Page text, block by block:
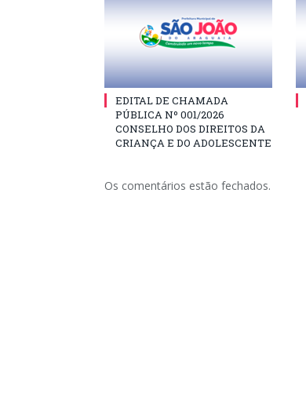
EDITAL DE CHAMADA
PÚBLICA Nº 001/2026
CONSELHO DOS DIREITOS DA
CRIANÇA E DO ADOLESCENTE
Os comentários estão fechados.